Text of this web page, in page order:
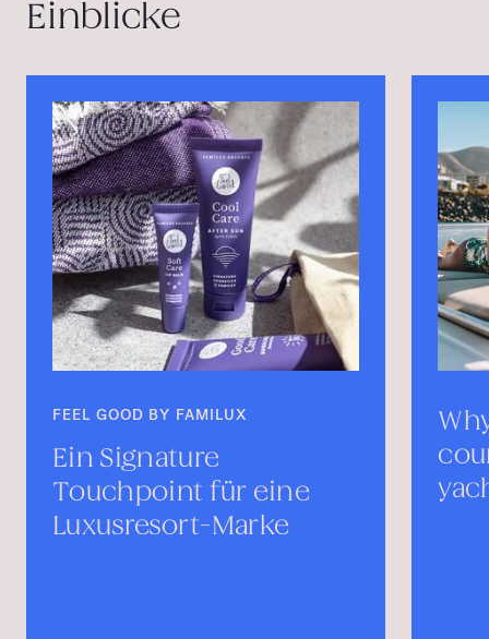
Einblicke
Why branding sets the
course in yachting—
yacht charters branding